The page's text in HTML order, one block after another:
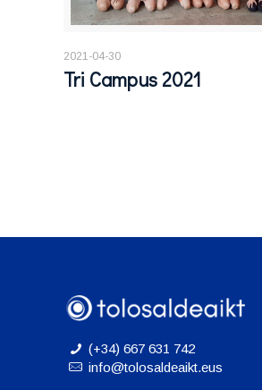
2021-04-30
Tri Campus 2021
(+34) 667 631 742
info@tolosaldeaikt.eus